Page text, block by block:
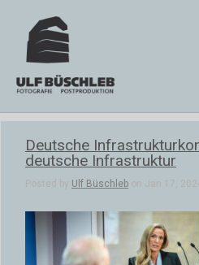
Deutsche
deutsche Infrastruktur
Posted by Ulf Büschleb on Jan 17,